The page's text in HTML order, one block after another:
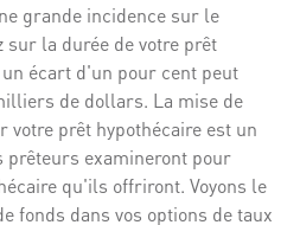
grande incidence sur le
sur la durée de votre prêt
écart d'un pour cent peut
de dollars. La mise de
votre prêt hypothécaire est un
examineront pour
qu'ils offriront. Voyons le
fonds dans vos options de taux